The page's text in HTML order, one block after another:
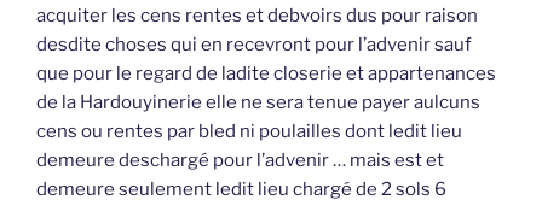
acquiter les cens rentes et debvoirs dus pour raison
desdite choses qui en recevront pour l’advenir sauf
que pour le regard de ladite closerie et appartenances
de la Hardouyinerie elle ne sera tenue payer aulcuns
cens ou rentes par bled ni poulailles dont ledit lieu
demeure deschargé pour l’advenir … mais est et
demeure seulement ledit lieu chargé de 2 sols 6